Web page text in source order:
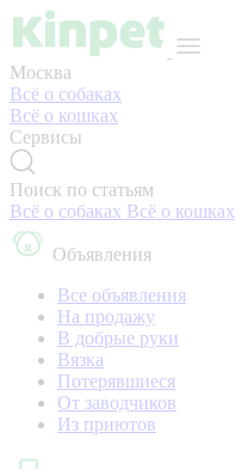
Москва
Всё о собаках
Всё о кошках
Сервисы
Поиск по статьям
Всё о собаках Всё о кошках
Объявления
Все объявления
На продажу
В добрые руки
Вязка
Потерявшиеся
От заводчиков
Из приютов